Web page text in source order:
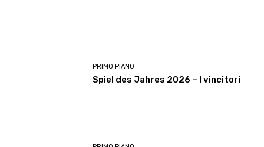
PRIMO PIANO
Spiel des Jahres 2026 – I vincitori